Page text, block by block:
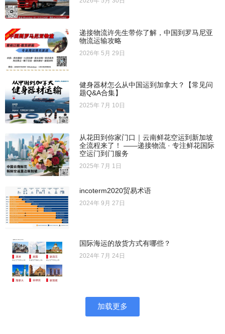
递接物流许先生带你了解，中国到罗马尼亚
物流运输攻略
2026年 5月 29日
健身器材怎么从中国运到加拿大？【常见问
题Q&A合集】
2025年 7月 10日
从花田到你家门口｜云南鲜花空运到新加坡
全流程来了！ ——递接物流 · 专注鲜花国际
空运门到门服务
2025年 7月 1日
incoterm2020贸易术语
2024年 9月 27日
国际海运的放货方式有哪些？
2024年 7月 24日
加载更多